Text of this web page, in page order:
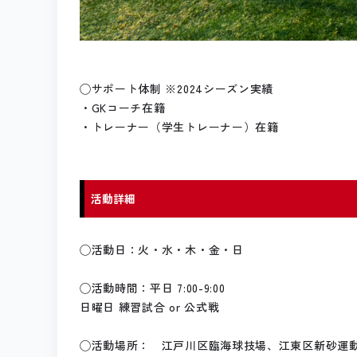
◯サポート体制 ※2024シーズン実績
・GKコーチ在籍
・トレーナー（学生トレーナー）在籍
活動詳細
◯活動日：火・水・木・金・日
◯活動時間：平日 7:00-9:00
日曜日 練習試合 or 公式戦
◯活動場所： 江戸川区臨海球技場、江東区新砂運